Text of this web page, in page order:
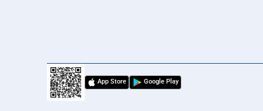
App Store Google Play